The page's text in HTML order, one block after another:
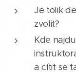
Je tolik
zvolit?
Kde
a cítit se